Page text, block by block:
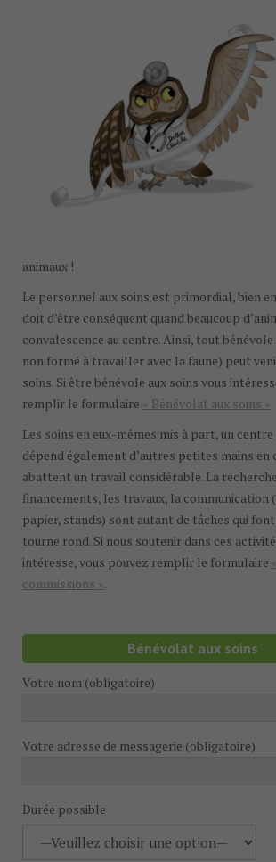
animaux !
Le personnel aux soins est primordial, bien
doit d’être conséquent quand beaucoup
convalescence au centre. Ainsi, tout
non formé à travailler avec la faune) peut
soins. Si être bénévole aux soins vous
remplir le formulaire « Bénévolat aux soins »
Les soins en eux-mêmes mis à part, un centre
dépend également d’autres petites mains en
abattent un travail considérable. La
financements, les travaux, la communication
papier, stands) sont autant de tâches qui
tourne rond. Si nous soutenir dans ces
intéresse, vous pouvez remplir le formulaire
commissions ».
Bénévolat aux soins
Votre nom (obligatoire)
Votre adresse de messagerie (obligatoire)
Durée possible